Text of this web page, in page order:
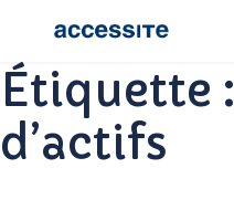
Étiquette :
d’actifs